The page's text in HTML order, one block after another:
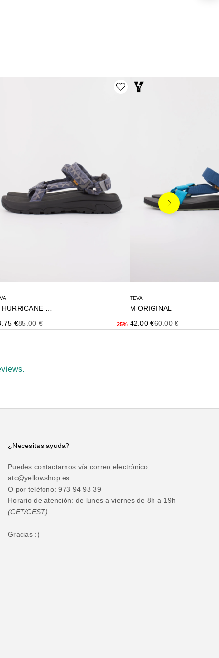
de oferta
€Precio anterior
85.00 € 25%
TEVA
M ORIGINAL
Precio de oferta
42.00 €Precio anterior
60.00 €
Siguiente
¿Necesitas ayuda?
Puedes contactarnos vía correo electrónico:
atc@yellowshop.es
O por teléfono: 973 94 98 39
Horario de atención: de lunes a viernes de 8h a 19h
(CET/CEST).
Gracias :)